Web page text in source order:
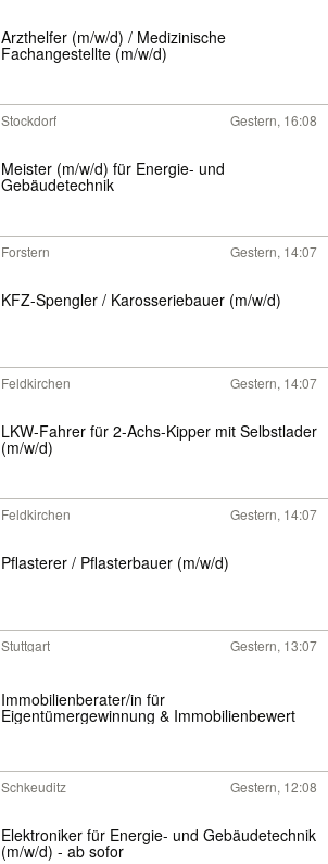
Arzthelfer (m/w/d) / Medizinische
Fachangestellte (m/w/d)
Stockdorf Gestern, 16:08
Meister (m/w/d) für Energie- und
Gebäudetechnik
Forstern Gestern, 14:07
KFZ-Spengler / Karosseriebauer (m/w/d)
Feldkirchen Gestern, 14:07
LKW-Fahrer für 2-Achs-Kipper mit Selbstlader
(m/w/d)
Feldkirchen Gestern, 14:07
Pflasterer / Pflasterbauer (m/w/d)
Stuttgart Gestern, 13:07
Immobilienberater/in für
Eigentümergewinnung & Immobilienbewert
Schkeuditz Gestern, 12:08
Elektroniker für Energie- und Gebäudetechnik
(m/w/d) - ab sofor